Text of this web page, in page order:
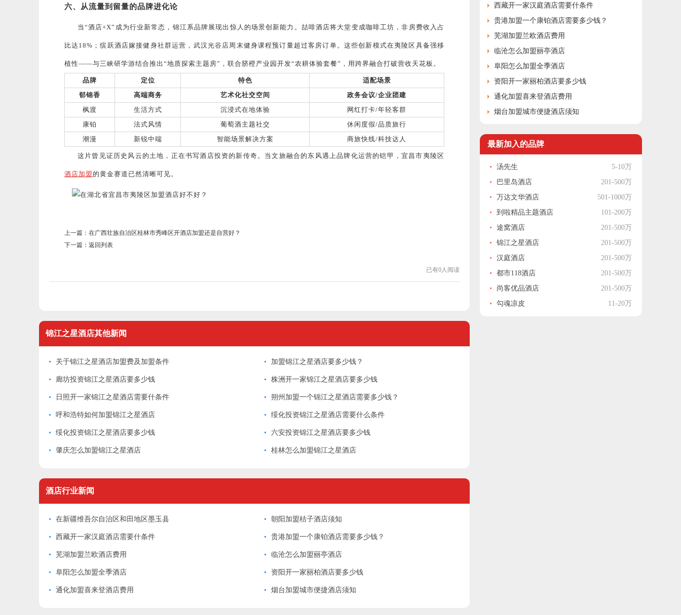
六、从流量到留量的品牌进化论
当“酒店+X”成为行业新常态，锦江系品牌展现出惊人的场景创新能力。喆啡酒店将大堂变成咖啡工坊，非房费收入占
比达18%；缤跃酒店嫁接健身社群运营，武汉光谷店周末健身课程预订量超过客房订单。这些创新模式在夷陵区具备强移
植性——与三峡研学游结合推出“地质探索主题房”，联合脐橙产业园开发“农耕体验套餐”，用跨界融合打破营收天花板。
品牌 定位 特色
适配场景
郁锦香
高端商务 艺术化社交空间
政务会议/企业团建
枫渡
生活方式 沉浸式在地体验
网红打卡/年轻客群
康铂
法式风情 葡萄酒主题社交
休闲度假/品质旅行
潮漫
新锐中端 智能场景解决方案 商旅快线/科技达人
这片曾见证历史风云的土地，正在书写酒店投资的新传奇。当文旅融合的东风遇上品牌化运营的铠甲，宜昌市夷陵区
酒店加盟 的黄金赛道已然清晰可见。
上一篇： 在广西壮族自治区桂林市秀峰区开酒店加盟还是自营好？
下一篇： 返回列表
已有0人阅读
锦江之星酒店其他新闻
关于锦江之星酒店加盟费及加盟条件 加盟锦江之星酒店要多少钱？
廊坊投资锦江之星酒店要多少钱 株洲开一家锦江之星酒店要多少钱
日照开一家锦江之星酒店需要什条件 朔州加盟一个锦江之星酒店需要多少钱？
呼和浩特如何加盟锦江之星酒店 绥化投资锦江之星酒店需要什么条件
绥化投资锦江之星酒店要多少钱 六安投资锦江之星酒店要多少钱
肇庆怎么加盟锦江之星酒店 桂林怎么加盟锦江之星酒店
酒店行业新闻
在新疆维吾尔自治区和田地区墨玉县 朝阳加盟桔子酒店须知
西藏开一家汉庭酒店需要什条件 贵港加盟一个康铂酒店需要多少钱？
芜湖加盟兰欧酒店费用 临沧怎么加盟丽亭酒店
阜阳怎么加盟全季酒店 资阳开一家丽柏酒店要多少钱
通化加盟喜来登酒店费用 烟台加盟城市便捷酒店须知
西藏开一家汉庭酒店需要什条件
贵港加盟一个康铂酒店需要多少钱？
芜湖加盟兰欧酒店费用
临沧怎么加盟丽亭酒店
阜阳怎么加盟全季酒店
资阳开一家丽柏酒店要多少钱
通化加盟喜来登酒店费用
烟台加盟城市便捷酒店须知
最新加入的品牌
5-10万
汤先生
201-500万
巴里岛酒店
501-1000万
万达文华酒店
101-200万
到啦精品主题酒店
201-500万
途窝酒店
201-500万
锦江之星酒店
201-500万
汉庭酒店
201-500万
都市118酒店
201-500万
尚客优品酒店
11-20万
勾魂凉皮